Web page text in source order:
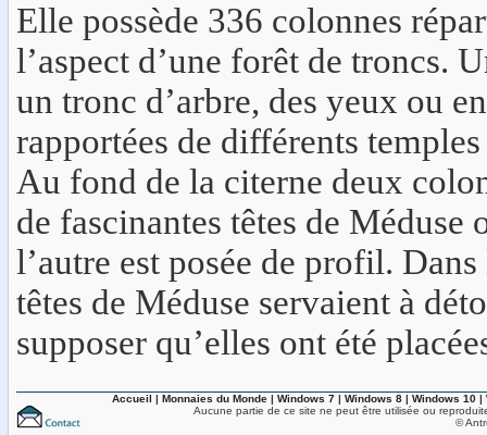
Elle possède 336 colonnes
l’aspect d’une forêt de troncs.
un tronc d’arbre, des yeux ou
rapportées de différents
Au fond de la citerne deux
de fascinantes têtes de
l’autre est posée de profil.
têtes de Méduse servaient à
supposer qu’elles ont été
Accueil | Monnaies du Monde | Windows 7 | Windows 8 | Windows 10 |
Aucune partie de ce site ne peut être utilisée ou
©